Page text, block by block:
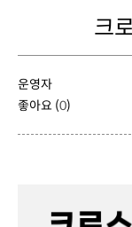
크
운영자
좋아요 (0)